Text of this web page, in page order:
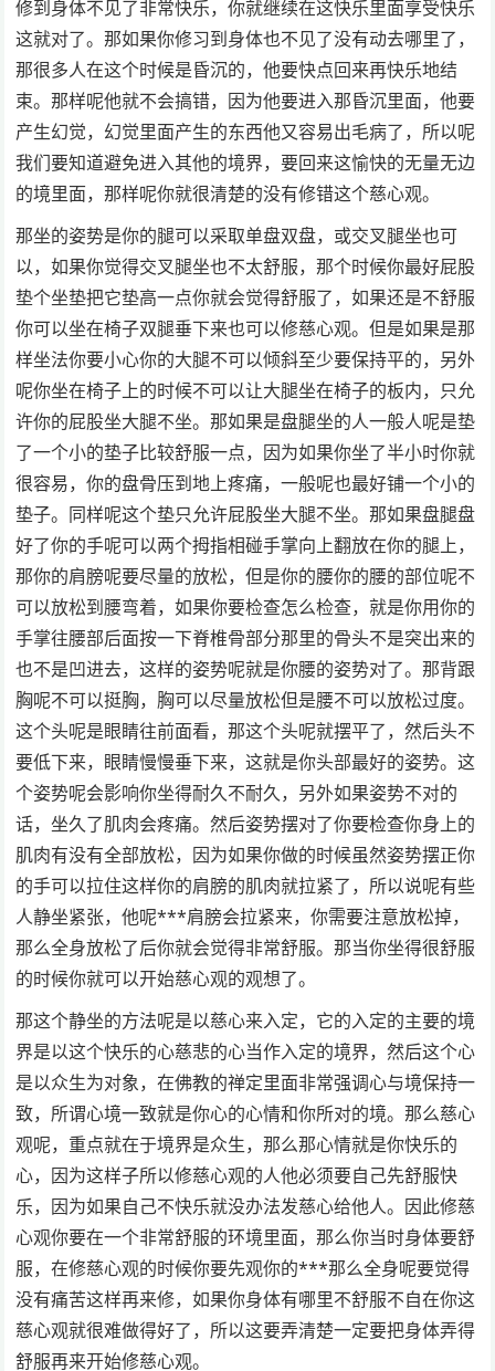
修到身体不见了非常快乐，你就继续在这快乐里面享受快乐
这就对了。那如果你修习到身体也不见了没有动去哪里了，
那很多人在这个时候是昏沉的，他要快点回来再快乐地结
束。那样呢他就不会搞错，因为他要进入那昏沉里面，他要
产生幻觉，幻觉里面产生的东西他又容易出毛病了，所以呢
我们要知道避免进入其他的境界，要回来这愉快的无量无边
的境里面，那样呢你就很清楚的没有修错这个慈心观。
那坐的姿势是你的腿可以采取单盘双盘，或交叉腿坐也可
以，如果你觉得交叉腿坐也不太舒服，那个时候你最好屁股
垫个坐垫把它垫高一点你就会觉得舒服了，如果还是不舒服
你可以坐在椅子双腿垂下来也可以修慈心观。但是如果是那
样坐法你要小心你的大腿不可以倾斜至少要保持平的，另外
呢你坐在椅子上的时候不可以让大腿坐在椅子的板内，只允
许你的屁股坐大腿不坐。那如果是盘腿坐的人一般人呢是垫
了一个小的垫子比较舒服一点，因为如果你坐了半小时你就
很容易，你的盘骨压到地上疼痛，一般呢也最好铺一个小的
垫子。同样呢这个垫只允许屁股坐大腿不坐。那如果盘腿盘
好了你的手呢可以两个拇指相碰手掌向上翻放在你的腿上，
那你的肩膀呢要尽量的放松，但是你的腰你的腰的部位呢不
可以放松到腰弯着，如果你要检查怎么检查，就是你用你的
手掌往腰部后面按一下脊椎骨部分那里的骨头不是突出来的
也不是凹进去，这样的姿势呢就是你腰的姿势对了。那背跟
胸呢不可以挺胸，胸可以尽量放松但是腰不可以放松过度。
这个头呢是眼睛往前面看，那这个头呢就摆平了，然后头不
要低下来，眼睛慢慢垂下来，这就是你头部最好的姿势。这
个姿势呢会影响你坐得耐久不耐久，另外如果姿势不对的
话，坐久了肌肉会疼痛。然后姿势摆对了你要检查你身上的
肌肉有没有全部放松，因为如果你做的时候虽然姿势摆正你
的手可以拉住这样你的肩膀的肌肉就拉紧了，所以说呢有些
人静坐紧张，他呢***肩膀会拉紧来，你需要注意放松掉，
那么全身放松了后你就会觉得非常舒服。那当你坐得很舒服
的时候你就可以开始慈心观的观想了。
那这个静坐的方法呢是以慈心来入定，它的入定的主要的境
界是以这个快乐的心慈悲的心当作入定的境界，然后这个心
是以众生为对象，在佛教的禅定里面非常强调心与境保持一
致，所谓心境一致就是你心的心情和你所对的境。那么慈心
观呢，重点就在于境界是众生，那么那心情就是你快乐的
心，因为这样子所以修慈心观的人他必须要自己先舒服快
乐，因为如果自己不快乐就没办法发慈心给他人。因此修慈
心观你要在一个非常舒服的环境里面，那么你当时身体要舒
服，在修慈心观的时候你要先观你的***那么全身呢要觉得
没有痛苦这样再来修，如果你身体有哪里不舒服不自在你这
慈心观就很难做得好了，所以这要弄清楚一定要把身体弄得
舒服再来开始修慈心观。